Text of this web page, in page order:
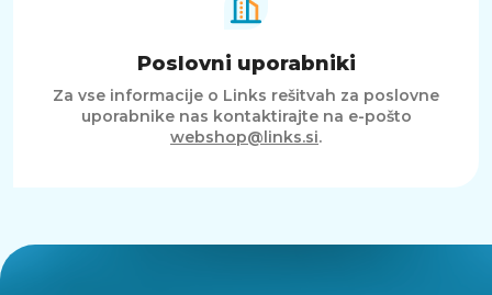
Poslovni uporabniki
Za vse informacije o Links rešitvah za poslovne
uporabnike nas kontaktirajte na e-pošto
webshop@links.si.